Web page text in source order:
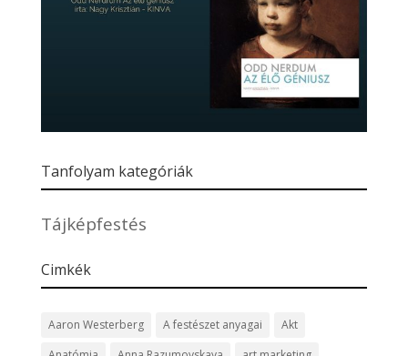
Tanfolyam kategóriák
Tájképfestés
Cimkék
Aaron Westerberg A festészet anyagai
Akt